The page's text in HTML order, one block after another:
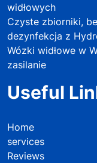
widłowych
Czyste zbiorniki,
dezynfekcja z
Wózki widłowe w
zasilanie
Useful
Home
services
Reviews